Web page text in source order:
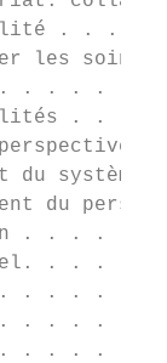
les
. . . . .
du
du
. . . .
. . .
. . . .